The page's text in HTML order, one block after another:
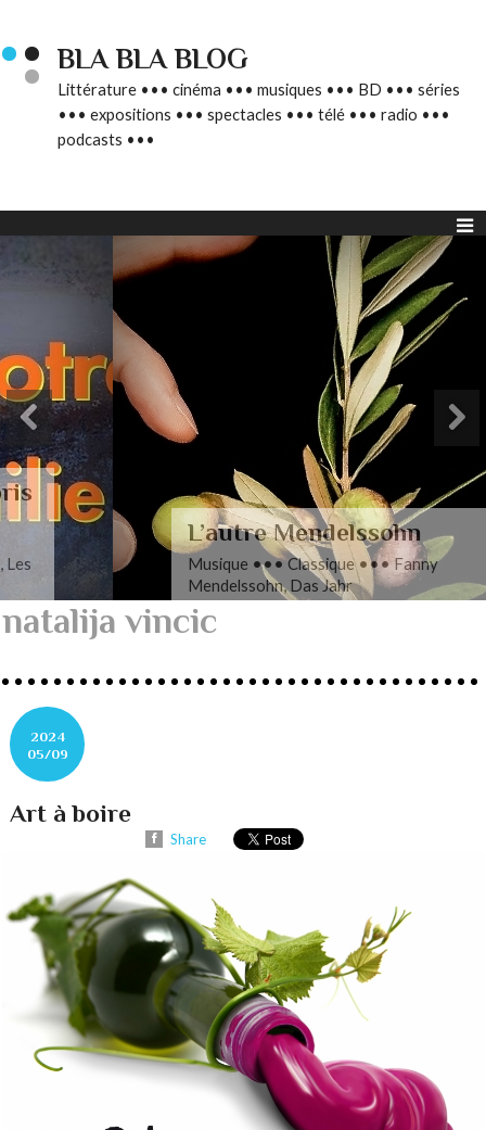
BLA BLA BLOG
Littérature ••• cinéma ••• musiques ••• BD ••• séries
••• expositions ••• spectacles ••• télé ••• radio •••
podcasts •••
L’autre Mendelssohn
Musique ••• Classique ••• Fanny
Mendelssohn, Das Jahr
natalija vincic
2024
05/09
Art à boire
Share